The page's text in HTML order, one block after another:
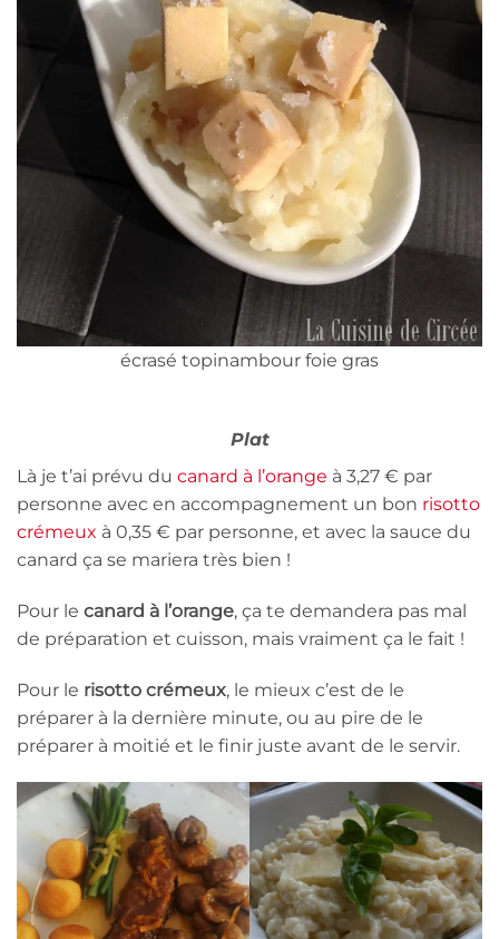
écrasé topinambour foie gras
Plat
Là je t’ai prévu du canard à l’orange à 3,27 € par
personne avec en accompagnement un bon risotto
crémeux à 0,35 € par personne, et avec la sauce du
canard ça se mariera très bien !
Pour le canard à l’orange, ça te demandera pas mal
de préparation et cuisson, mais vraiment ça le fait !
Pour le risotto crémeux, le mieux c’est de le
préparer à la dernière minute, ou au pire de le
préparer à moitié et le finir juste avant de le servir.